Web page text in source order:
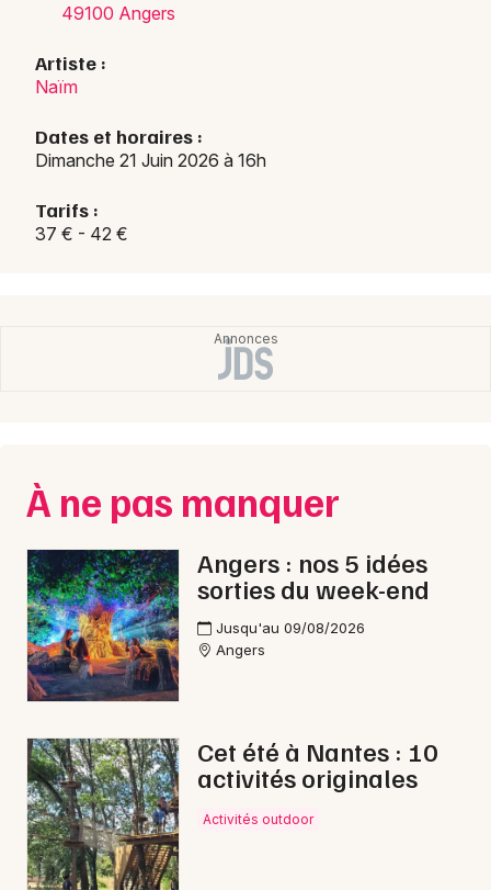
49100 Angers
Artiste :
Naïm
Dates et horaires :
Dimanche 21 Juin 2026 à 16h
Tarifs :
37 € - 42 €
À ne pas manquer
Angers : nos 5 idées
sorties du week-end
Jusqu'au 09/08/2026
Angers
Cet été à Nantes : 10
activités originales
Activités outdoor